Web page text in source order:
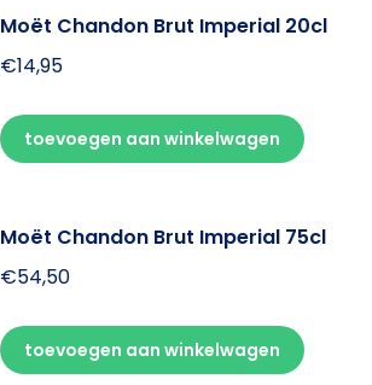
Moët Chandon Brut Imperial 20cl
€14,95
toevoegen aan winkelwagen
Moët Chandon Brut Imperial 75cl
€54,50
toevoegen aan winkelwagen